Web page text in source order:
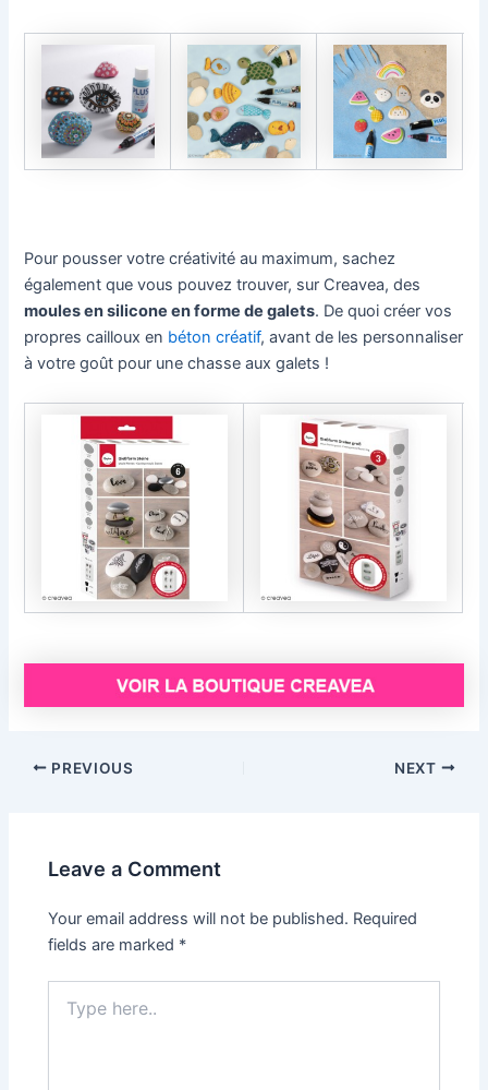
Pour pousser votre créativité au maximum, sachez
également que vous pouvez trouver, sur Creavea, des
moules en silicone en forme de galets. De quoi créer vos
propres cailloux en béton créatif, avant de les personnaliser
à votre goût pour une chasse aux galets !
Post
PREVIOUS NEXT
Leave a Comment
Your email address will not be published. Required
fields are marked *
here..